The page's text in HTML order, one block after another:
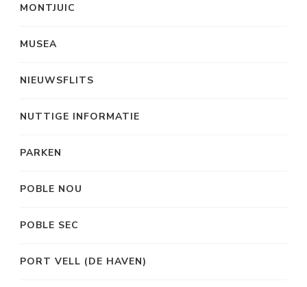
MONTJUIC
MUSEA
NIEUWSFLITS
NUTTIGE INFORMATIE
PARKEN
POBLE NOU
POBLE SEC
PORT VELL (DE HAVEN)